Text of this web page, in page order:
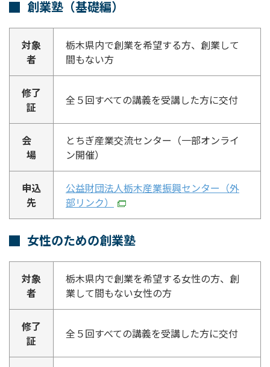
創業塾（基礎編）
対象
者
栃木県内で創業を希望する方、創業して
間もない方
修了
証
全５回すべての講義を受講した方に交付
会
場
とちぎ産業交流センター（一部オンライ
ン開催）
申込
先
公益財団法人栃木産業振興センター（外
部リンク）
女性のための創業塾
対象
者
栃木県内で創業を希望する女性の方、創
業して間もない女性の方
修了
証
全５回すべての講義を受講した方に交付